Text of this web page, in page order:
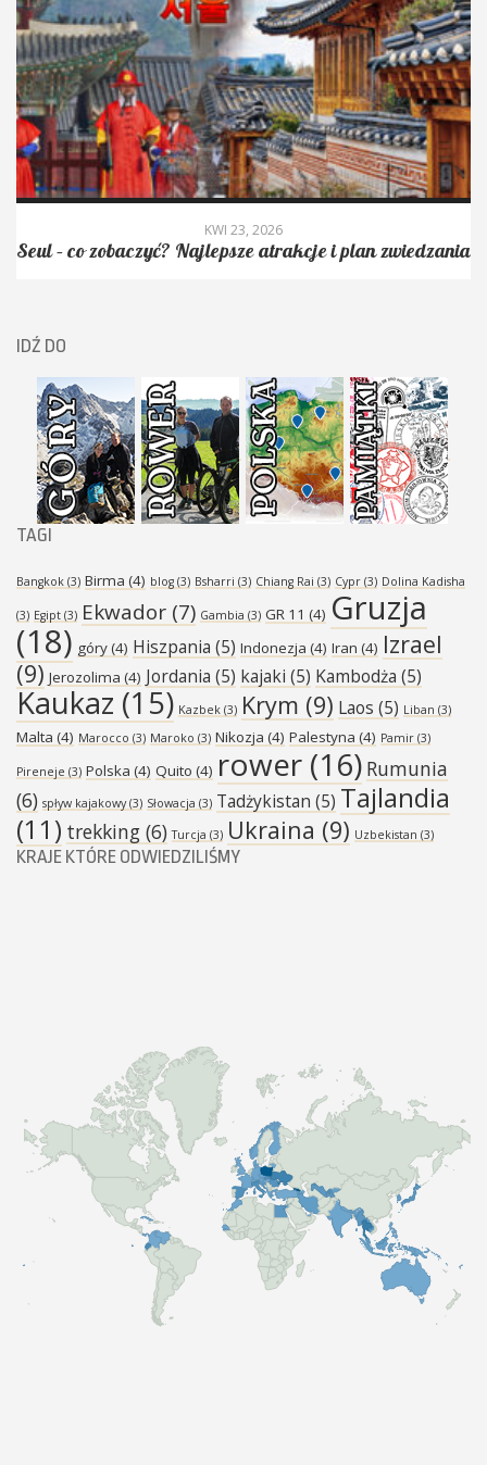
KWI 23, 2026
Seul – co zobaczyć? Najlepsze atrakcje i plan zwiedzania
IDŹ DO
TAGI
Bangkok (3) Birma (4) blog (3) Bsharri (3) Chiang Rai (3) Cypr (3) Dolina Kadisha
(3) Egipt (3) Ekwador (7) Gambia (3) GR 11 (4) Gruzja
(18) góry(4) Hiszpania (5) Indonezja (4) Iran (4) Izrael
(9) Jerozolima (4) Jordania (5) kajaki (5) Kambodża (5)
Kaukaz (15) Kazbek (3) Krym (9) Laos (5) Liban (3)
Malta (4) Marocco (3) Maroko (3) Nikozja (4) Palestyna (4) Pamir (3)
Pireneje (3) Polska (4) Quito (4) rower (16) Rumunia
(6) spływ kajakowy(3) Słowacja (3) Tadżykistan (5) Tajlandia
(11) trekking (6) Turcja (3) Ukraina (9) Uzbekistan (3)
KRAJE KTÓRE ODWIEDZILIŚMY